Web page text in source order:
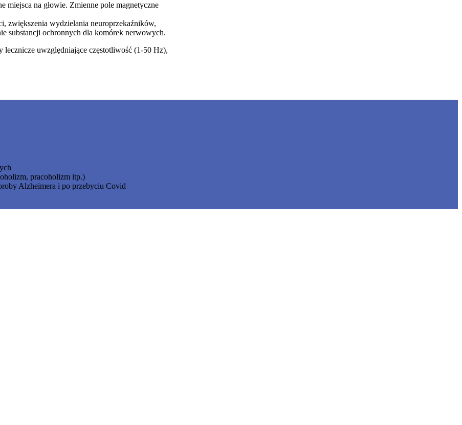
miejsca na głowie. Zmienne pole magnetyczne
zwiększenia wydzielania neuroprzekaźników,
substancji ochronnych dla komórek nerwowych.
lecznicze uwzględniające częstotliwość (1-50 Hz),
pracoholizm itp.)
Alzheimera i po przebyciu Covid